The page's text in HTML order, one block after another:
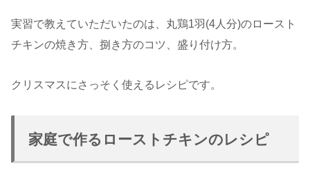
実習で教えていただいたのは、丸鶏1羽(4人分)のロースト
チキンの焼き方、捌き方のコツ、盛り付け方。
クリスマスにさっそく使えるレシピです。
家庭で作るローストチキンのレシピ